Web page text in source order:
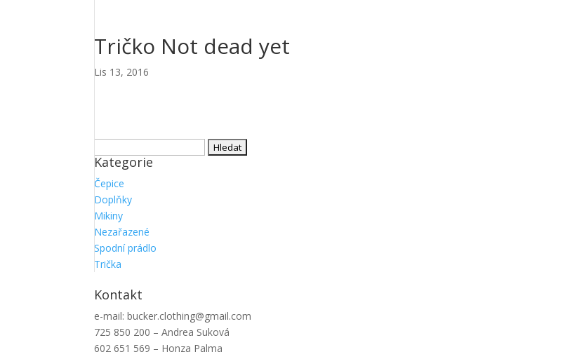
Tričko Not dead yet
Lis 13, 2016
Kategorie
Čepice
Doplňky
Mikiny
Nezařazené
Spodní prádlo
Trička
Kontakt
e-mail: bucker.clothing@gmail.com
725 850 200 – Andrea Suková
602 651 569 – Honza Palma